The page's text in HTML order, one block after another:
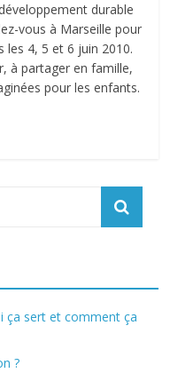
durable
vous à Marseille pour
les 4, 5 et 6 juin 2010.
à partager en famille,
pour les enfants.
ça sert et comment ça
?